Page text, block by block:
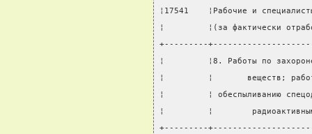
¦17541    ¦Рабочие и
¦         ¦(за фактически
+---------
¦         ¦8. Работы по
¦         ¦       веществ;
¦         ¦ обеспыливанию
¦         ¦
+---------